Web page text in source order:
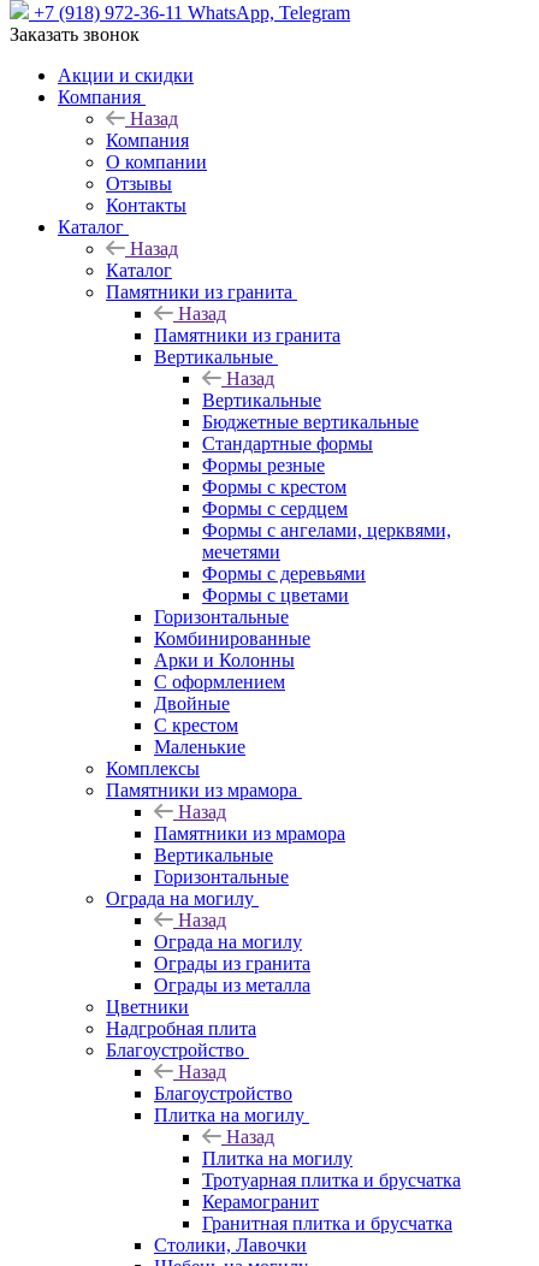
+7 (918) 972-36-11 WhatsApp, Telegram
Заказать звонок
Акции и скидки
Компания
Назад
Компания
О компании
Отзывы
Контакты
Каталог
Назад
Каталог
Памятники из гранита
Назад
Памятники из гранита
Вертикальные
Назад
Вертикальные
Бюджетные вертикальные
Стандартные формы
Формы резные
Формы с крестом
Формы с сердцем
Формы с ангелами, церквями,
мечетями
Формы с деревьями
Формы с цветами
Горизонтальные
Комбинированные
Арки и Колонны
С оформлением
Двойные
С крестом
Маленькие
Комплексы
Памятники из мрамора
Назад
Памятники из мрамора
Вертикальные
Горизонтальные
Ограда на могилу
Назад
Ограда на могилу
Ограды из гранита
Ограды из металла
Цветники
Надгробная плита
Благоустройство
Назад
Благоустройство
Плитка на могилу
Назад
Плитка на могилу
Тротуарная плитка и брусчатка
Керамогранит
Гранитная плитка и брусчатка
Столики, Лавочки